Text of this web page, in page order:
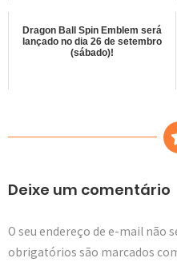
Dragon Ball Spin Emblem será
lançado no dia 26 de setembro
(sábado)!
Deixe um comentário
O seu endereço de e-mail não
obrigatórios são marcados